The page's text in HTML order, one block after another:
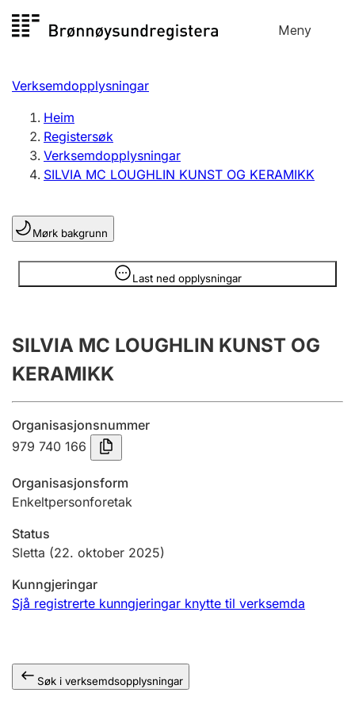
til
Meny
Registersøk
Aksjeselskap
Enkeltpersonføretak
Registrere, endre, slette
Lag og foreining
Registrere, endre, slette
Årsrekneskap
Innsending og forseinkingsgebyr
Tinglysing
Betaling og jegeravgiftskort
Ektepaktrettleiaren
Andre tema
Verksemdopplysningar
Heim
Registersøk
Verksemdopplysningar
SILVIA MC LOUGHLIN KUNST OG KERAMIKK
Mørk bakgrunn
Last ned opplysningar
Opplysninger er skjult
SILVIA MC LOUGHLIN KUNST OG
KERAMIKK
Organisasjonsnummer
979 740 166
Organisasjonsform
Enkeltpersonforetak
Status
Sletta (22. oktober 2025)
Kunngjeringar
Sjå registrerte kunngjeringar knytte til verksemda
Søk i verksemdsopplysningar